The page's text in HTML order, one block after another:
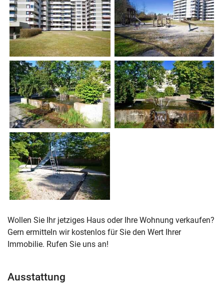
Wollen Sie Ihr jetziges Haus oder Ihre Wohnung verkaufen?
Gern ermitteln wir kostenlos für Sie den Wert Ihrer
Immobilie. Rufen Sie uns an!
Ausstattung